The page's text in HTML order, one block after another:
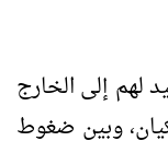
لهم إلى الخارج
وبين ضغوط